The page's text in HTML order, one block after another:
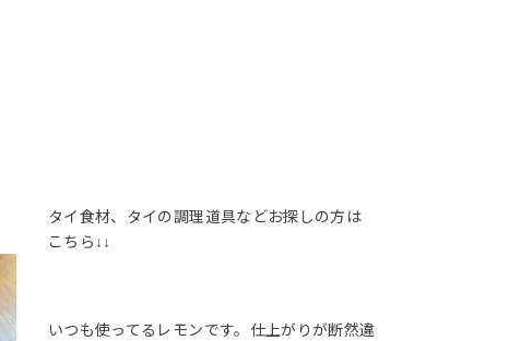
タイ食材、タイの調理道具などお探しの方は
こちら↓↓
いつも使ってるレモンです。仕上がりが断然違